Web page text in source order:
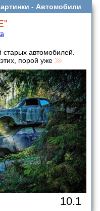
- Автомобили
автомобилей.
порой уже
10.1